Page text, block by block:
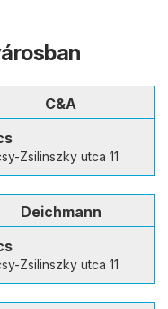
C&A
Zsilinszky utca 11
Deichmann
Zsilinszky utca 11